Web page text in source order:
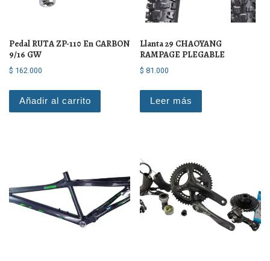
Pedal RUTA ZP-110 En CARBON
9/16 GW
$ 162.000
Añadir al carrito
Llanta 29 CHAOYANG
RAMPAGE PLEGABLE
$ 81.000
Leer más